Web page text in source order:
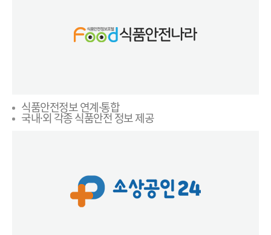
식품안전정보 연계·통합
국내·외 각종 식품안전 정보 제공